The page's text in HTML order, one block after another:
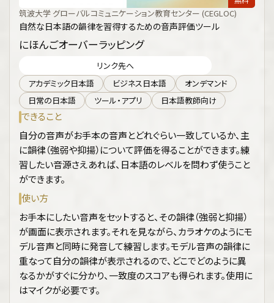
筑波大学 グローバルコミュニケーション教育センター (CEGLOC)
自然な日本語の韻律を習得するための音声評価ツール
にほんごオーバーラッピング
リンク先へ
アカデミック日本語
ビジネス日本語
オンデマンド
日常の日本語
ツール・アプリ 日本語教師向け
できること
自分の音声がお手本の音声とどれぐらい一致しているか、主
に韻律（強弱や抑揚）について評価を得ることができます。練
習したい音源さえあれば、日本語のレベルを問わず使うこと
ができます。
使い方
お手本にしたい音声をセットすると、その韻律（強弱と抑揚）
が画面に表示されます。それを見ながら、カラオケのようにモ
デル音声と同時に発音して練習します。モデル音声の韻律に
重なって自分の韻律が表示されるので、どこでどのように異
なるかがすぐに分かり、一致度のスコアも得られます。使用に
はマイクが必要です。